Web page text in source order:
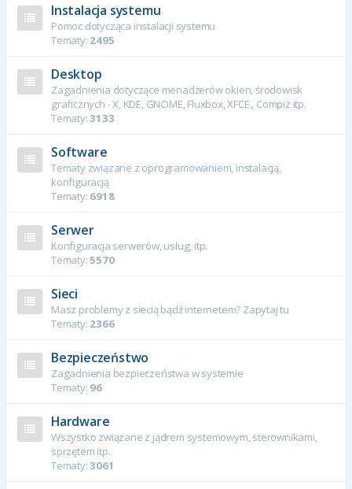
Instalacja systemu
Pomoc dotycząca instalacji systemu
Tematy: 2495
Desktop
Zagadnienia dotyczące menadżerów okien, środowisk
graficznych - X, KDE, GNOME, Fluxbox, XFCE., Compiz itp.
Tematy:3133
Software
Tematy związane z oprogramowaniem, instalacją,
konfiguracją
Tematy: 6918
Serwer
Konfiguracja serwerów, usług, itp.
Tematy:5570
Sieci
Masz problemy z siecią bądź internetem? Zapytaj tu
Tematy: 2366
Bezpieczeństwo
Zagadnienia bezpieczeństwa w systemie
Tematy: 96
Hardware
Wszystko związane z jądrem systemowym, sterownikami,
sprzętem itp.
Tematy:3061